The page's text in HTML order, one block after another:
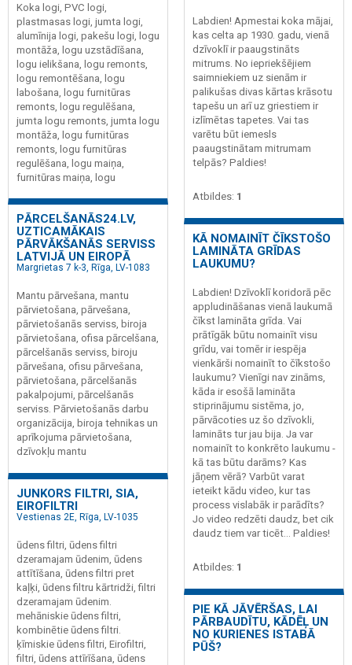
Koka logi, PVC logi,
plastmasas logi, jumta logi,
alumīnija logi, pakešu logi, logu
montāža, logu uzstādīšana,
logu ielikšana, logu remonts,
logu remontēšana, logu
labošana, logu furnitūras
remonts, logu regulēšana,
jumta logu remonts, jumta logu
montāža, logu furnitūras
remonts, logu furnitūras
regulēšana, logu maiņa,
furnitūras maiņa, logu
PĀRCELŠANĀS24.LV,
UZTICAMĀKAIS
PĀRVĀKŠANĀS SERVISS
LATVIJĀ UN EIROPĀ
Margrietas 7 k-3, Rīga, LV-1083
Mantu pārvešana, mantu
pārvietošana, pārvešana,
pārvietošanās serviss, biroja
pārvietošana, ofisa pārcelšana,
pārcelšanās serviss, biroju
pārvešana, ofisu pārvešana,
pārvietošana, pārcelšanās
pakalpojumi, pārcelšanās
serviss. Pārvietošanās darbu
organizācija, biroja tehnikas un
aprīkojuma pārvietošana,
dzīvokļu mantu
JUNKORS FILTRI, SIA,
EIROFILTRI
Vestienas 2E, Rīga, LV-1035
ūdens filtri, ūdens filtri
dzeramajam ūdenim, ūdens
attītīšana, ūdens filtri pret
kaļķi, ūdens filtru kārtridži, filtri
dzeramajam ūdenim.
mehāniskie ūdens filtri,
kombinētie ūdens filtri.
ķīmiskie ūdens filtri, Eirofiltri,
filtri, ūdens attīrīšana, ūdens
Labdien! Apmestai koka mājai,
kas celta ap 1930. gadu, vienā
dzīvoklī ir paaugstināts
mitrums. No iepriekšējiem
saimniekiem uz sienām ir
palikušas divas kārtas krāsotu
tapešu un arī uz griestiem ir
izlīmētas tapetes. Vai tas
varētu būt iemesls
paaugstinātam mitrumam
telpās? Paldies!
Atbildes: 1
KĀ NOMAINĪT ČĪKSTOŠO
LAMINĀTA GRĪDAS
LAUKUMU?
Labdien! Dzīvoklī koridorā pēc
appludināšanas vienā laukumā
čīkst lamināta grīda. Vai
prātīgāk būtu nomainīt visu
grīdu, vai tomēr ir iespēja
vienkārši nomainīt to čīkstošo
laukumu? Vienīgi nav zināms,
kāda ir esošā lamināta
stiprinājumu sistēma, jo,
pārvācoties uz šo dzīvokli,
lamināts tur jau bija. Ja var
nomainīt to konkrēto laukumu -
kā tas būtu darāms? Kas
jāņem vērā? Varbūt varat
ieteikt kādu video, kur tas
process vislabāk ir parādīts?
Jo video redzēti daudz, bet cik
daudz tiem var ticēt... Paldies!
Atbildes: 1
PIE KĀ JĀVĒRŠAS, LAI
PĀRBAUDĪTU, KĀDĒĻ UN
NO KURIENES ISTABĀ
PŪŠ?